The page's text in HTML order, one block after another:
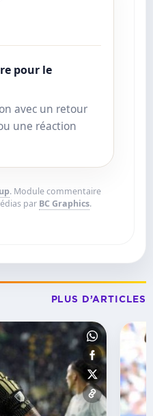
pour le
avec un retour
une réaction
. Module commentaire
par BC Graphics.
PLUS D’ARTICLES